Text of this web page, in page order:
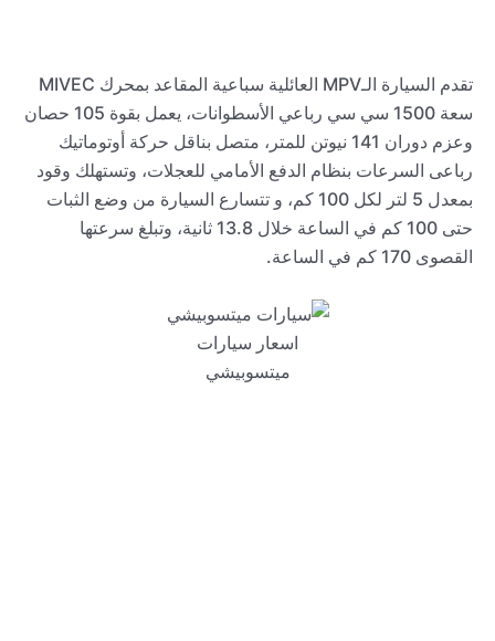
تقدم السيارة الـMPV العائلية سباعية المقاعد بمحرك MIVEC
سعة 1500 سي سي رباعي الأسطوانات، يعمل بقوة 105 حصان
وعزم دوران 141 نيوتن للمتر، متصل بناقل حركة أوتوماتيك
رباعى السرعات بنظام الدفع الأمامي للعجلات، وتستهلك وقود
بمعدل 5 لتر لكل 100 كم، و تتسارع السيارة من وضع الثبات
حتى 100 كم في الساعة خلال 13.8 ثانية، وتبلغ سرعتها
القصوى 170 كم في الساعة.
اسعار سيارات
ميتسوبيشي